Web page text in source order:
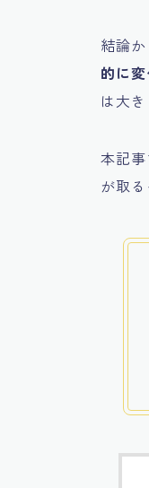
結論
的に変
は大
本記
が取